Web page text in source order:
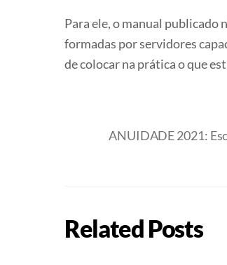
Para ele, o manual publicado
formadas por servidores
de colocar na prática o que
ANUIDADE 2021:
Related Posts